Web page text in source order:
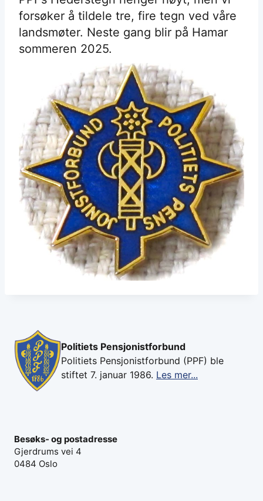
forsøker å tildele tre, fire tegn ved våre
landsmøter. Neste gang blir på Hamar
sommeren 2025.
Politiets Pensjonistforbund
Politiets Pensjonistforbund (PPF) ble
stiftet 7. januar 1986. Les mer...
Besøks- og postadresse
Gjerdrums vei 4
0484 Oslo